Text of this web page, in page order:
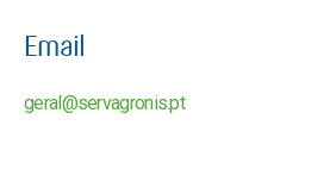
Email
geral@servagronis.pt